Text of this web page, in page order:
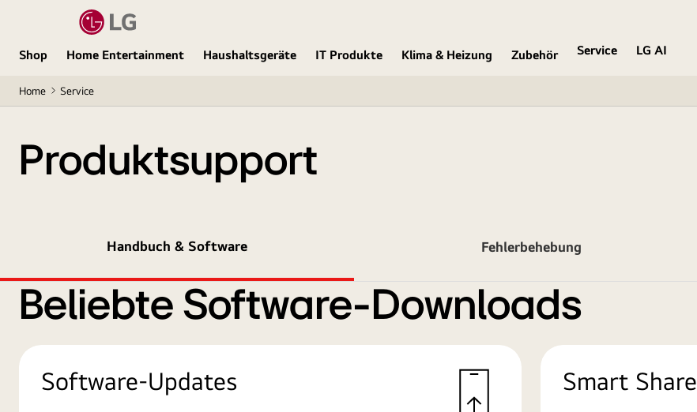
Shop Home Entertainment Haushaltsgeräte IT Produkte Klima & Heizung Zubehör Service
LG AI
Home Service
Produktsupport
Handbuch & Software Fehlerbehebung
Beliebte Software-Downloads
Software-Updates Smart Share